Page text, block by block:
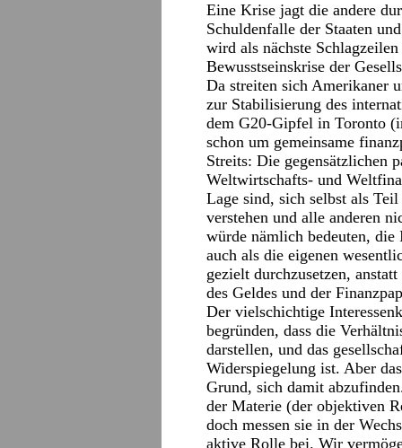
Eine Krise jagt die andere
Schuldenfalle der Staaten
wird als nächste
Bewusstseinskrise der
Da streiten sich Amerikaner
zur Stabilisierung des
dem G20-Gipfel in Toronto
schon um gemeinsame
Streits: Die gegensätzlichen
Weltwirtschafts- und
Lage sind, sich selbst als
verstehen und alle anderen
würde nämlich bedeuten, die
auch als die eigenen
gezielt durchzusetzen,
des Geldes und der
Der vielschichtige
begründen, dass die
darstellen, und das
Widerspiegelung ist. Aber
Grund, sich damit
der Materie (der objektiven
doch messen sie in der
aktive Rolle bei. Wir